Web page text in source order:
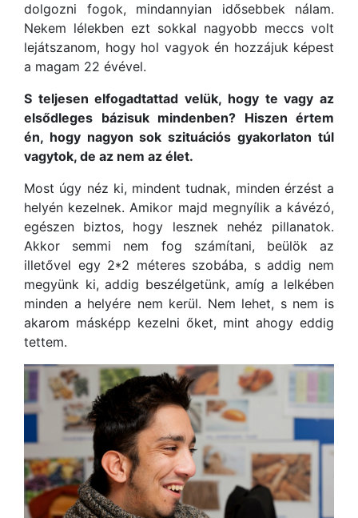
dolgozni fogok, mindannyian idősebbek nálam.
Nekem lélekben ezt sokkal nagyobb meccs volt
lejátszanom, hogy hol vagyok én hozzájuk képest
a magam 22 évével.
S teljesen elfogadtattad velük, hogy te vagy az
elsődleges bázisuk mindenben? Hiszen értem
én, hogy nagyon sok szituációs gyakorlaton túl
vagytok, de az nem az élet.
Most úgy néz ki, mindent tudnak, minden érzést a
helyén kezelnek. Amikor majd megnyílik a kávézó,
egészen biztos, hogy lesznek nehéz pillanatok.
Akkor semmi nem fog számítani, beülök az
illetővel egy 2*2 méteres szobába, s addig nem
megyünk ki, addig beszélgetünk, amíg a lelkében
minden a helyére nem kerül. Nem lehet, s nem is
akarom másképp kezelni őket, mint ahogy eddig
tettem.